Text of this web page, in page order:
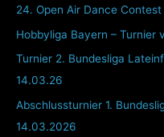
24. Open Air Dance
Hobbyliga Bayern – Turnier
Turnier 2. Bundesliga
14.03.26
Abschlussturnier 1.
14.03.2026